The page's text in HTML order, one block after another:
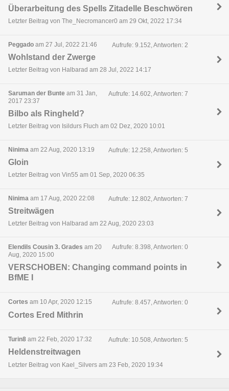
Überarbeitung des Spells Zitadelle Beschwören
Letzter Beitrag von The_Necromancer0 am 29 Okt, 2022 17:34
Peggado am 27 Jul, 2022 21:46 Aufrufe: 9.152, Antworten: 2
Wohlstand der Zwerge
Letzter Beitrag von Halbarad am 28 Jul, 2022 14:17
Saruman der Bunte am 31 Jan,
2017 23:37
Aufrufe: 14.602, Antworten: 7
Bilbo als Ringheld?
Letzter Beitrag von Isildurs Fluch am 02 Dez, 2020 10:01
Ninima am 22 Aug, 2020 13:19 Aufrufe: 12.258, Antworten: 5
Gloin
Letzter Beitrag von Vin55 am 01 Sep, 2020 06:35
Ninima am 17 Aug, 2020 22:08 Aufrufe: 12.802, Antworten: 7
Streitwägen
Letzter Beitrag von Halbarad am 22 Aug, 2020 23:03
Elendils Cousin 3. Grades am 20
Aug, 2020 15:00
Aufrufe: 8.398, Antworten: 0
VERSCHOBEN: Changing command points in
BfME I
Cortes am 10 Apr, 2020 12:15 Aufrufe: 8.457, Antworten: 0
Cortes Ered Mithrin
Turin8 am 22 Feb, 2020 17:32 Aufrufe: 10.508, Antworten: 5
Heldenstreitwagen
Letzter Beitrag von Kael_Silvers am 23 Feb, 2020 19:34